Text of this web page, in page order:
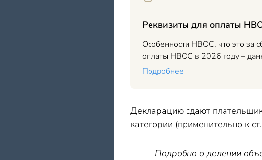
Реквизиты для оплаты
Особенности НВОС, что это за
оплаты НВОС в 2026 году –
Подробнее
Декларацию сдают
категории (применительно к
Подробно о делении